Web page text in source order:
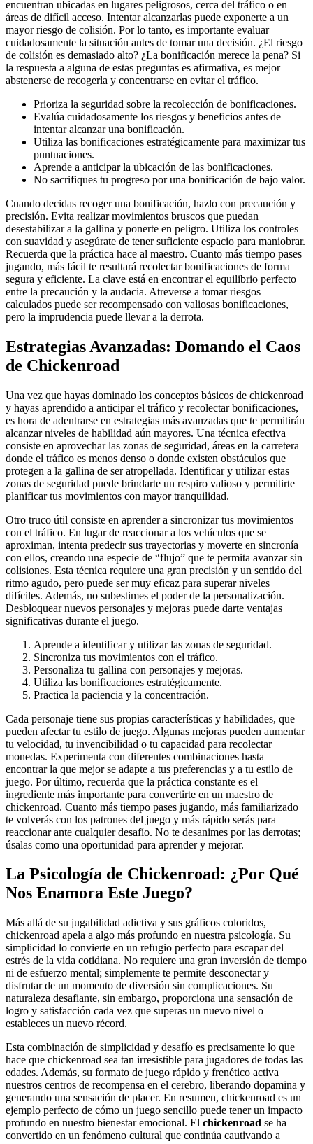
encuentran ubicadas en lugares peligrosos, cerca del tráfico o en
áreas de difícil acceso. Intentar alcanzarlas puede exponerte a un
mayor riesgo de colisión. Por lo tanto, es importante evaluar
cuidadosamente la situación antes de tomar una decisión. ¿El riesgo
de colisión es demasiado alto? ¿La bonificación merece la pena? Si
la respuesta a alguna de estas preguntas es afirmativa, es mejor
abstenerse de recogerla y concentrarse en evitar el tráfico.
Prioriza la seguridad sobre la recolección de bonificaciones.
Evalúa cuidadosamente los riesgos y beneficios antes de
intentar alcanzar una bonificación.
Utiliza las bonificaciones estratégicamente para maximizar tus
puntuaciones.
Aprende a anticipar la ubicación de las bonificaciones.
No sacrifiques tu progreso por una bonificación de bajo valor.
Cuando decidas recoger una bonificación, hazlo con precaución y
precisión. Evita realizar movimientos bruscos que puedan
desestabilizar a la gallina y ponerte en peligro. Utiliza los controles
con suavidad y asegúrate de tener suficiente espacio para maniobrar.
Recuerda que la práctica hace al maestro. Cuanto más tiempo pases
jugando, más fácil te resultará recolectar bonificaciones de forma
segura y eficiente. La clave está en encontrar el equilibrio perfecto
entre la precaución y la audacia. Atreverse a tomar riesgos
calculados puede ser recompensado con valiosas bonificaciones,
pero la imprudencia puede llevar a la derrota.
Estrategias Avanzadas: Domando el Caos
de Chickenroad
Una vez que hayas dominado los conceptos básicos de chickenroad
y hayas aprendido a anticipar el tráfico y recolectar bonificaciones,
es hora de adentrarse en estrategias más avanzadas que te permitirán
alcanzar niveles de habilidad aún mayores. Una técnica efectiva
consiste en aprovechar las zonas de seguridad, áreas en la carretera
donde el tráfico es menos denso o donde existen obstáculos que
protegen a la gallina de ser atropellada. Identificar y utilizar estas
zonas de seguridad puede brindarte un respiro valioso y permitirte
planificar tus movimientos con mayor tranquilidad.
Otro truco útil consiste en aprender a sincronizar tus movimientos
con el tráfico. En lugar de reaccionar a los vehículos que se
aproximan, intenta predecir sus trayectorias y moverte en sincronía
con ellos, creando una especie de “flujo” que te permita avanzar sin
colisiones. Esta técnica requiere una gran precisión y un sentido del
ritmo agudo, pero puede ser muy eficaz para superar niveles
difíciles. Además, no subestimes el poder de la personalización.
Desbloquear nuevos personajes y mejoras puede darte ventajas
significativas durante el juego.
Aprende a identificar y utilizar las zonas de seguridad.
Sincroniza tus movimientos con el tráfico.
Personaliza tu gallina con personajes y mejoras.
Utiliza las bonificaciones estratégicamente.
Practica la paciencia y la concentración.
Cada personaje tiene sus propias características y habilidades, que
pueden afectar tu estilo de juego. Algunas mejoras pueden aumentar
tu velocidad, tu invencibilidad o tu capacidad para recolectar
monedas. Experimenta con diferentes combinaciones hasta
encontrar la que mejor se adapte a tus preferencias y a tu estilo de
juego. Por último, recuerda que la práctica constante es el
ingrediente más importante para convertirte en un maestro de
chickenroad. Cuanto más tiempo pases jugando, más familiarizado
te volverás con los patrones del juego y más rápido serás para
reaccionar ante cualquier desafío. No te desanimes por las derrotas;
úsalas como una oportunidad para aprender y mejorar.
La Psicología de Chickenroad: ¿Por Qué
Nos Enamora Este Juego?
Más allá de su jugabilidad adictiva y sus gráficos coloridos,
chickenroad apela a algo más profundo en nuestra psicología. Su
simplicidad lo convierte en un refugio perfecto para escapar del
estrés de la vida cotidiana. No requiere una gran inversión de tiempo
ni de esfuerzo mental; simplemente te permite desconectar y
disfrutar de un momento de diversión sin complicaciones. Su
naturaleza desafiante, sin embargo, proporciona una sensación de
logro y satisfacción cada vez que superas un nuevo nivel o
estableces un nuevo récord.
Esta combinación de simplicidad y desafío es precisamente lo que
hace que chickenroad sea tan irresistible para jugadores de todas las
edades. Además, su formato de juego rápido y frenético activa
nuestros centros de recompensa en el cerebro, liberando dopamina y
generando una sensación de placer. En resumen, chickenroad es un
ejemplo perfecto de cómo un juego sencillo puede tener un impacto
profundo en nuestro bienestar emocional. El chickenroad se ha
convertido en un fenómeno cultural que continúa cautivando a